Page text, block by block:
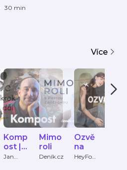
30 min
Více
Komp
ost |
Podc
Jan
Mimo
roli
Deník.cz
Ozvě
na
HeyFom